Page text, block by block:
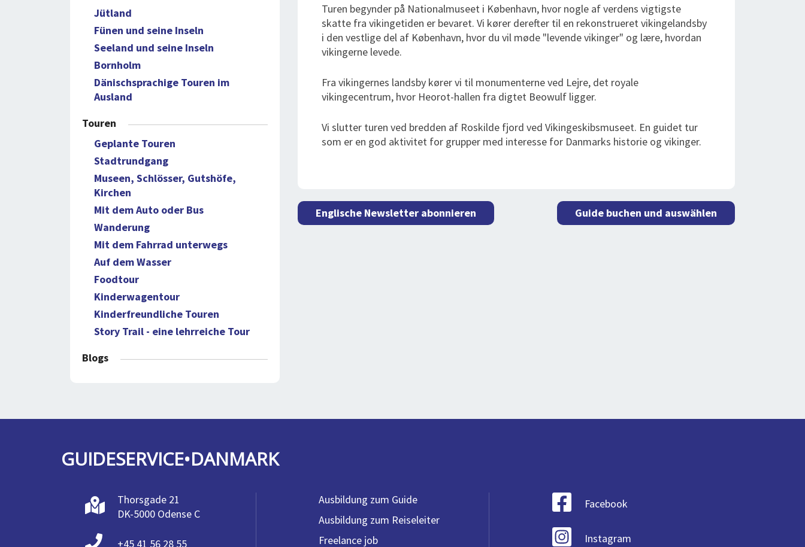
Turen begynder på Nationalmuseet i København, hvor nogle af verdens vigtigste
skatte fra vikingetiden er bevaret. Vi kører derefter til en rekonstrueret vikingelandsby
i den vestlige del af København, hvor du vil møde "levende vikinger" og lære, hvordan
vikingerne levede.
Fra vikingernes landsby kører vi til monumenterne ved Lejre, det royale
vikingecentrum, hvor Heorot-​​hallen fra digtet Beowulf ligger.
Vi slutter turen ved bredden af ​​Roskilde fjord ved Vikingeskibsmuseet. En guidet tur
som er en god aktivitet for grupper med interesse for Danmarks historie og vikinger.
Englische Newsletter abonnieren Guide buchen und auswählen
Jütland
Fünen und seine Inseln
Seeland und seine Inseln
Bornholm
Dänischsprachige Touren im
Ausland
Touren
Geplante Touren
Stadtrundgang
Museen, Schlösser, Gutshöfe,
Kirchen
Mit dem Auto oder Bus
Wanderung
Mit dem Fahrrad unterwegs
Auf dem Wasser
Foodtour
Kinderwagentour
Kinderfreundliche Touren
Story Trail - eine lehrreiche Tour
Blogs
GUIDESERVICE•DANMARK
Thorsgade 21
DK-5000 Odense C
+45 41 56 28 55
Ausbildung zum Guide
Ausbildung zum Reiseleiter
Freelance job
Facebook
Instagram